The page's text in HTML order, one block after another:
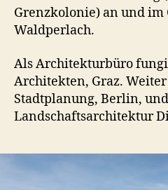
Grenzkolonie) an und im
Waldperlach.
Als Architekturbüro
Architekten, Graz.
Stadtplanung, Berlin,
Landschaftsarchitektur